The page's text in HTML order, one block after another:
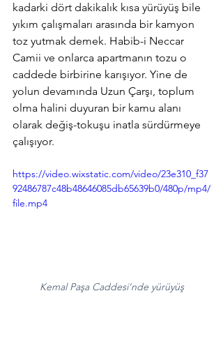
kadarki dört dakikalık kısa yürüyüş bile
yıkım çalışmaları arasında bir kamyon
toz yutmak demek. Habib-i Neccar
Camii ve onlarca apartmanın tozu o
caddede birbirine karışıyor. Yine de
yolun devamında Uzun Çarşı, toplum
olma halini duyuran bir kamu alanı
olarak değiş-tokuşu inatla sürdürmeye
çalışıyor.
https://video.wixstatic.com/video/23e310_f37
92486787c48b48646085db65639b0/480p/mp4/
file.mp4
Kemal Paşa Caddesi’nde yürüyüş